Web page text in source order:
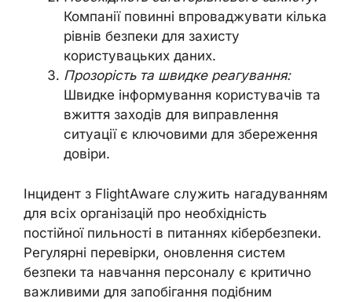
Компанії повинні впроваджувати кілька
рівнів безпеки для захисту
користувацьких даних.
Прозорість та швидке реагування:
Швидке інформування користувачів та
вжиття заходів для виправлення
ситуації є ключовими для збереження
довіри.
Інцидент з FlightAware служить нагадуванням
для всіх організацій про необхідність
постійної пильності в питаннях кібербезпеки.
Регулярні перевірки, оновлення систем
безпеки та навчання персоналу є критично
важливими для запобігання подібним